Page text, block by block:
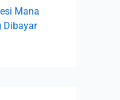
Mana
Dibayar